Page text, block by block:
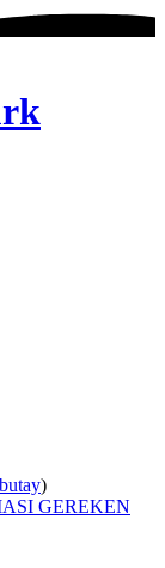
)
GEREKEN